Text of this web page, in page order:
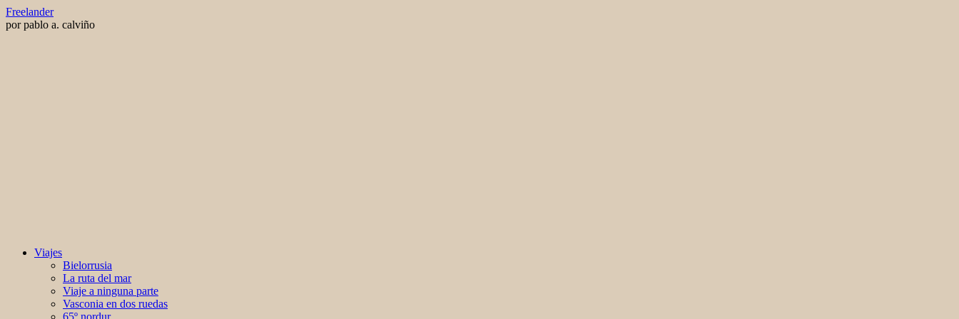
Saltar
al
Freelander
por pablo a. calviño
Viajes
Bielorrusia
La ruta del mar
Viaje a ninguna parte
Vasconia en dos ruedas
65º nordur